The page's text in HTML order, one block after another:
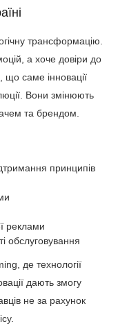
трансформацію.
а хоче довіри до
що саме інновації
Вони змінюють
та брендом.
принципів
реклами
обслуговування
де технології
дають змогу
не за рахунок